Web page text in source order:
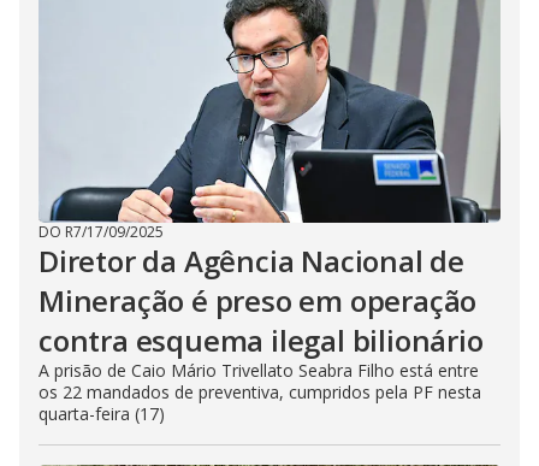
DO R7/17/09/2025
Diretor da Agência Nacional de
Mineração é preso em operação
contra esquema ilegal bilionário
A prisão de Caio Mário Trivellato Seabra Filho está entre
os 22 mandados de preventiva, cumpridos pela PF nesta
quarta-feira (17)